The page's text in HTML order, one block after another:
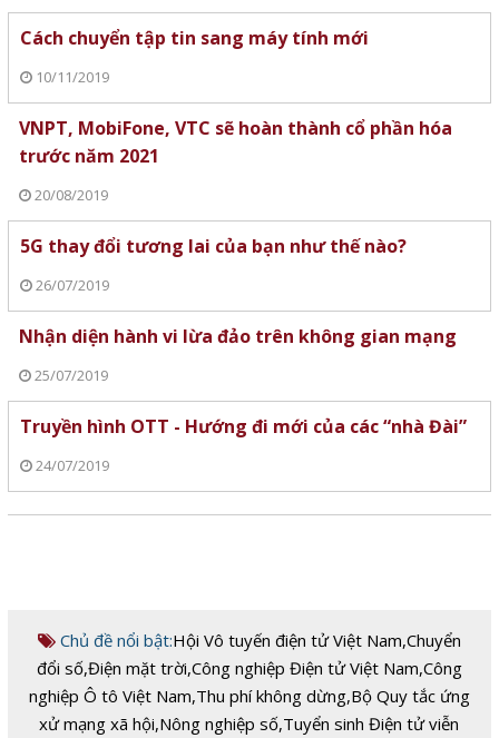
Cách chuyển tập tin sang máy tính mới
10/11/2019
VNPT, MobiFone, VTC sẽ hoàn thành cổ phần hóa
trước năm 2021
20/08/2019
5G thay đổi tương lai của bạn như thế nào?
26/07/2019
Nhận diện hành vi lừa đảo trên không gian mạng
25/07/2019
Truyền hình OTT - Hướng đi mới của các “nhà Đài”
24/07/2019
Chủ đề nổi bật:Hội Vô tuyến điện tử Việt Nam,Chuyển
đổi số,Điện mặt trời,Công nghiệp Điện tử Việt Nam,Công
nghiệp Ô tô Việt Nam,Thu phí không dừng,Bộ Quy tắc ứng
xử mạng xã hội,Nông nghiệp số,Tuyển sinh Điện tử viễn